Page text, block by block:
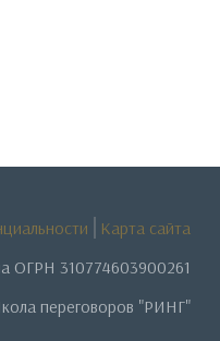
Карта сайта
ОГРН 310774603900261
переговоров "РИНГ"